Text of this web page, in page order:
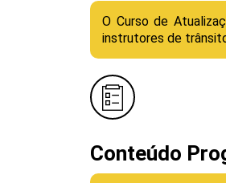
O Curso de
instrutores de
Conteúdo